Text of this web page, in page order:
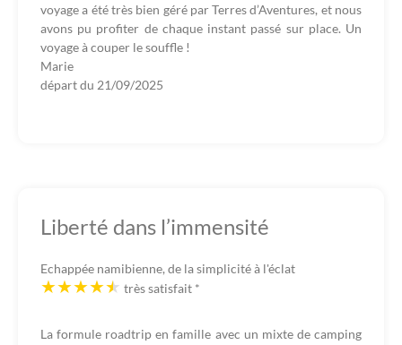
voyage a été très bien géré par Terres d’Aventures, et nous
avons pu profiter de chaque instant passé sur place. Un
voyage à couper le souffle !
Marie
départ du 21/09/2025
Liberté dans l’immensité
Echappée namibienne, de la simplicité à l'éclat
très satisfait *
La formule roadtrip en famille avec un mixte de camping